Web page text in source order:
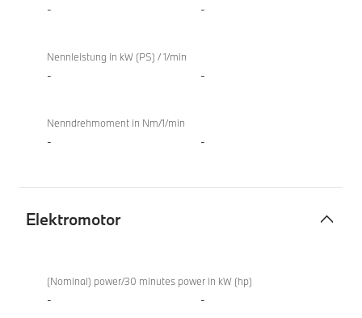
- -
Nennleistung in kW (PS) / 1/min
- -
Nenndrehmoment in Nm/1/min
- -
Elektromotor
(Nominal) power/30 minutes power in kW (hp)
- -